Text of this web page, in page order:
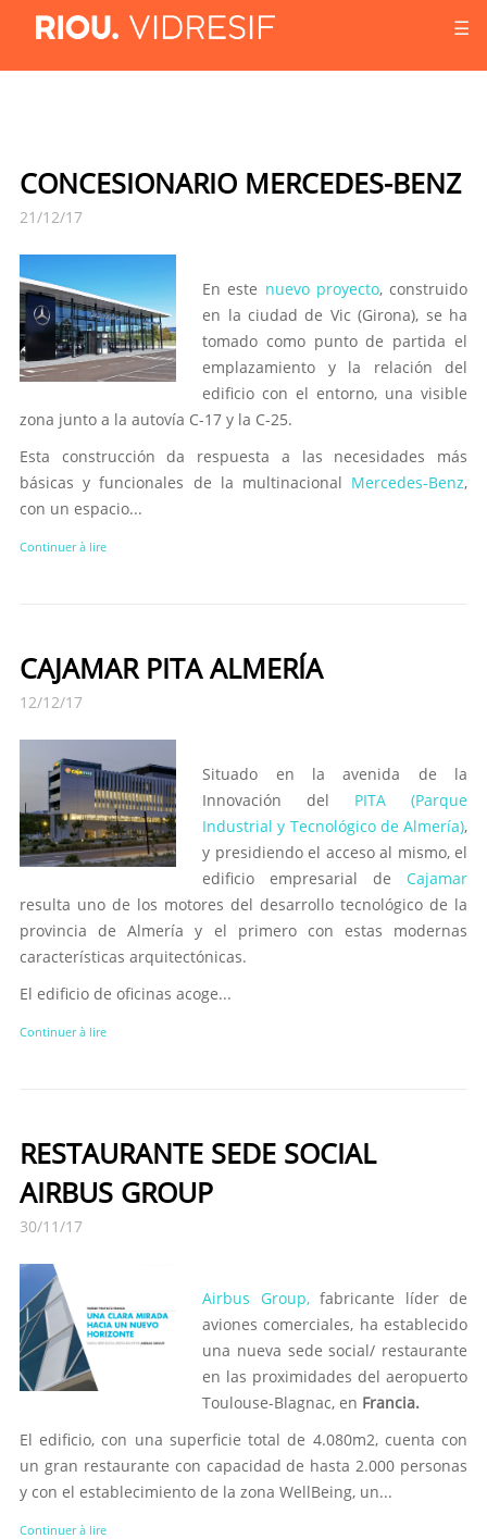
☰
CONCESIONARIO MERCEDES-BENZ
21/12/17
En este nuevo proyecto, construido
en la ciudad de Vic (Girona), se ha
tomado como punto de partida el
emplazamiento y la relación del
edificio con el entorno, una visible
zona junto a la autovía C-17 y la C-25.
Esta construcción da respuesta a las necesidades más
básicas y funcionales de la multinacional Mercedes-Benz,
con un espacio...
Continuer à lire
CAJAMAR PITA ALMERÍA
12/12/17
Situado en la avenida de la
Innovación del PITA (Parque
Industrial y Tecnológico de Almería),
y presidiendo el acceso al mismo, el
edificio empresarial de Cajamar
resulta uno de los motores del desarrollo tecnológico de la
provincia de Almería y el primero con estas modernas
características arquitectónicas.
El edificio de oficinas acoge...
Continuer à lire
RESTAURANTE SEDE SOCIAL
AIRBUS GROUP
30/11/17
Airbus Group,fabricante líder de
aviones comerciales, ha establecido
una nueva sede social/ restaurante
en las proximidades del aeropuerto
Toulouse-Blagnac, en Francia.
El edificio, con una superficie total de 4.080m2, cuenta con
un gran restaurante con capacidad de hasta 2.000 personas
y con el establecimiento de la zona WellBeing, un...
Continuer à lire